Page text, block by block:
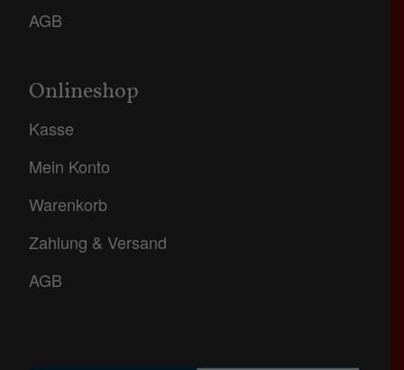
AGB
Onlineshop
Kasse
Mein Konto
Warenkorb
Zahlung & Versand
AGB